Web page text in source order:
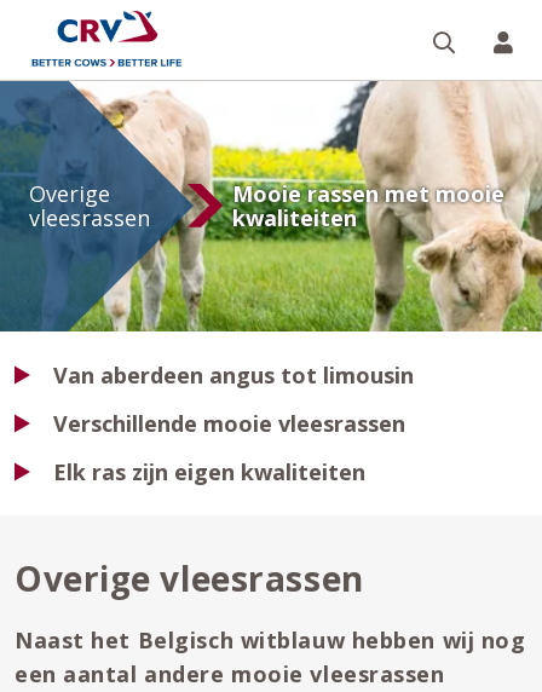
Overige
vleesrassen
Overige
vleesrassen
Mooie rassen met mooie
kwaliteiten
Van aberdeen angus tot limousin
Verschillende mooie vleesrassen
Elk ras zijn eigen kwaliteiten
Overige vleesrassen
Naast het Belgisch witblauw hebben wij nog
een aantal andere mooie vleesrassen